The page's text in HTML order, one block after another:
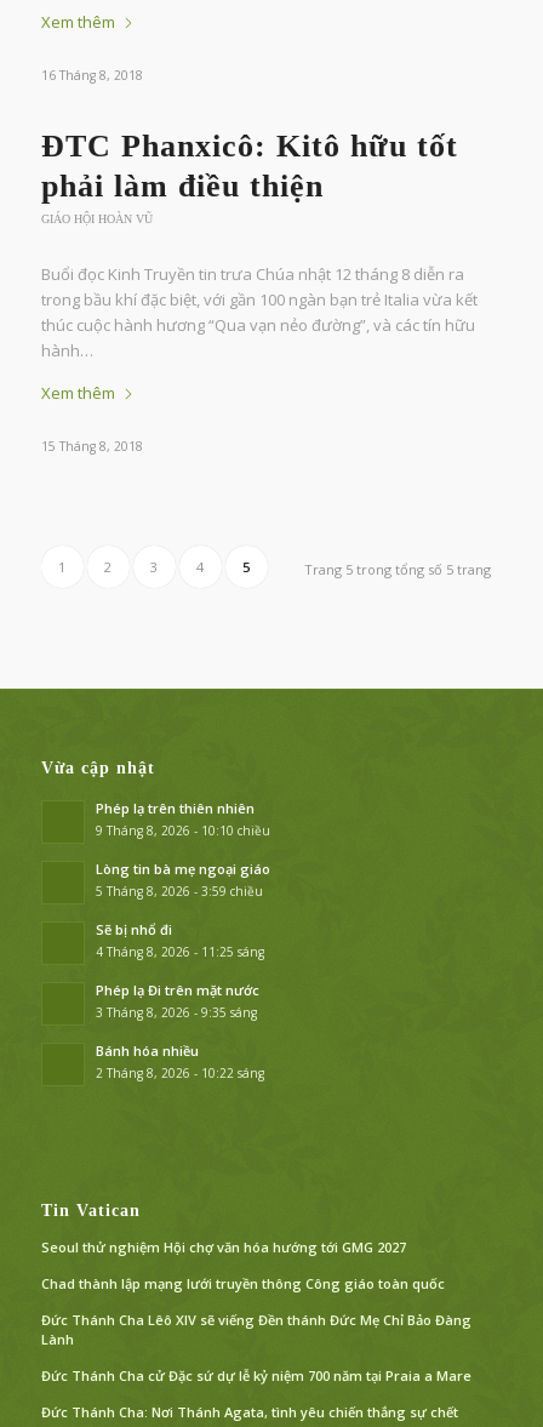
Xem thêm
16 Tháng 8, 2018
ĐTC Phanxicô: Kitô hữu tốt
phải làm điều thiện
GIÁO HỘI HOÀN VŨ
Buổi đọc Kinh Truyền tin trưa Chúa nhật 12 tháng 8 diễn ra
trong bầu khí đặc biệt, với gần 100 ngàn bạn trẻ Italia vừa kết
thúc cuộc hành hương “Qua vạn nẻo đường”, và các tín hữu
hành…
Xem thêm
15 Tháng 8, 2018
Trang 5 trong tổng số 5 trang
1 2 3 4 5
Vừa cập nhật
Phép lạ trên thiên nhiên
9 Tháng 8, 2026 - 10:10 chiều
Lòng tin bà mẹ ngoại giáo
5 Tháng 8, 2026 - 3:59 chiều
Sẽ bị nhổ đi
4 Tháng 8, 2026 - 11:25 sáng
Phép lạ Đi trên mặt nước
3 Tháng 8, 2026 - 9:35 sáng
Bánh hóa nhiều
2 Tháng 8, 2026 - 10:22 sáng
Tin Vatican
Seoul thử nghiệm Hội chợ văn hóa hướng tới GMG 2027
Chad thành lập mạng lưới truyền thông Công giáo toàn quốc
Đức Thánh Cha Lêô XIV sẽ viếng Đền thánh Đức Mẹ Chỉ Bảo Đàng
Lành
Đức Thánh Cha cử Đặc sứ dự lễ kỷ niệm 700 năm tại Praia a Mare
Đức Thánh Cha: Nơi Thánh Agata, tình yêu chiến thắng sự chết